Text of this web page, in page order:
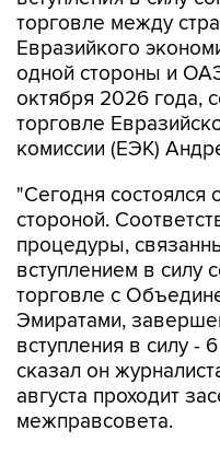
торговле между
Евразийкого
одной стороны и
октября 2026 года,
торговле
комиссии (ЕЭК)
"Сегодня состоялся
стороной.
процедуры,
вступлением в силу
торговле с
Эмиратами,
вступления в силу -
сказал он
августа проходит
межправсовета.